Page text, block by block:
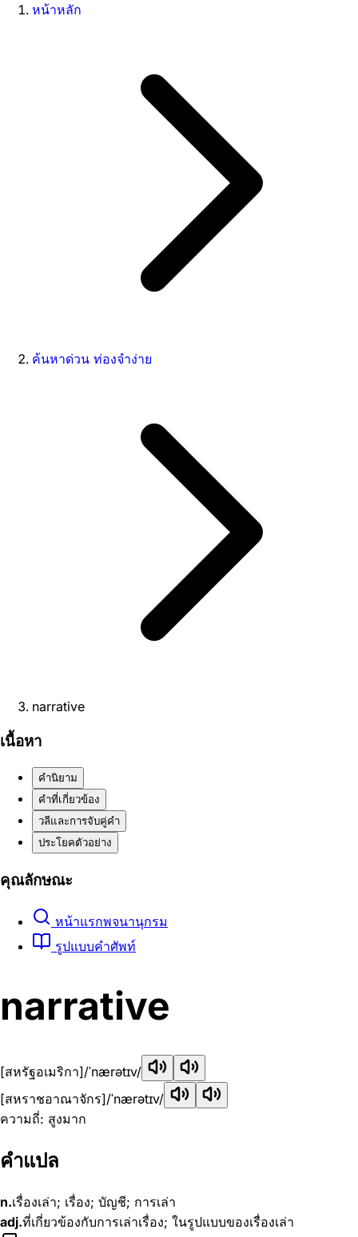
หน้าหลัก
ค้นหาด่วน ท่องจำง่าย
narrative
เนื้อหา
คำนิยาม
คำที่เกี่ยวข้อง
วลีและการจับคู่คำ
ประโยคตัวอย่าง
คุณลักษณะ
หน้าแรกพจนานุกรม
รูปแบบคำศัพท์
narrative
[สหรัฐอเมริกา]/ˈnærətɪv/
[สหราชอาณาจักร]/ˈnærətɪv/
ความถี่: สูงมาก
คำแปล
n.เรื่องเล่า; เรื่อง; บัญชี; การเล่า
adj.ที่เกี่ยวข้องกับการเล่าเรื่อง; ในรูปแบบของเรื่องเล่า